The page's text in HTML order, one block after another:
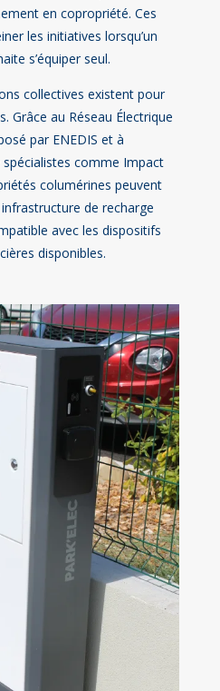
en copropriété. Ces
les initiatives lorsqu’un
s’équiper seul.
collectives existent pour
Grâce au Réseau Électrique
par ENEDIS et à
spécialistes comme Impact
columérines peuvent
de recharge
avec les dispositifs
disponibles.